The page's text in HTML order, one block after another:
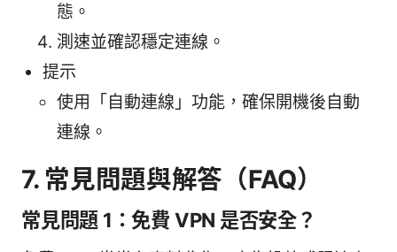
態。
測速並確認穩定連線。
提示
使用「自動連線」功能，確保開機後自動
連線。
7. 常見問題與解答（FAQ）
常見問題 1：免費 VPN 是否安全？